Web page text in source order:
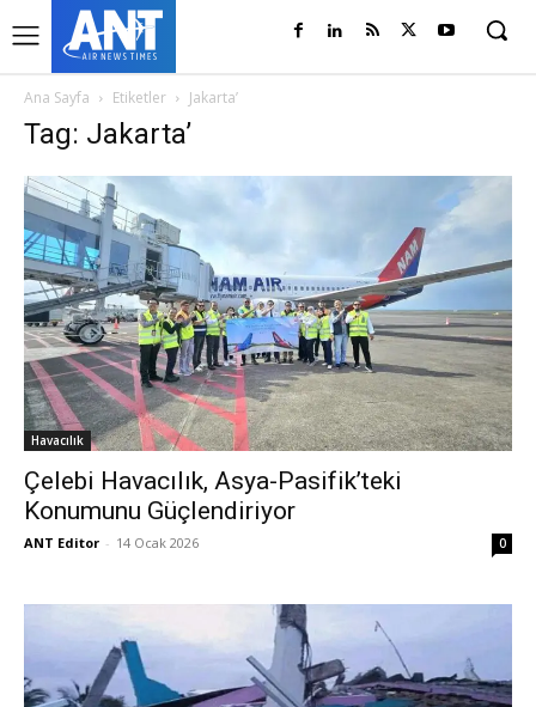
Ana Sayfa Etiketler Jakarta’
Tag: Jakarta’
Havacılık
Çelebi Havacılık, Asya-Pasifik’teki
Konumunu Güçlendiriyor
ANT Editor - 14 Ocak 2026 0